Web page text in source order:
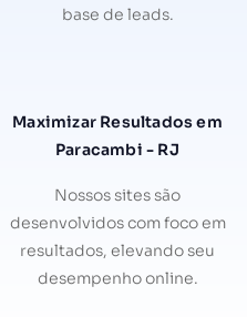
base de leads.
Maximizar Resultados em
Paracambi - RJ
Nossos sites são
desenvolvidos com foco em
resultados, elevando seu
desempenho online.